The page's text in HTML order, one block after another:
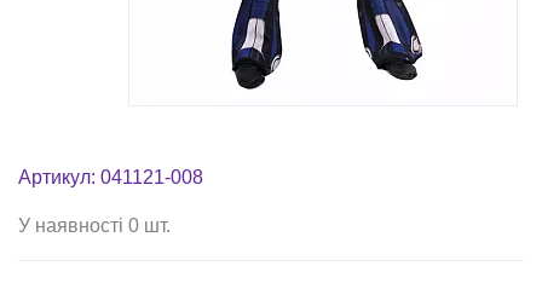
Артикул: 041121-008
У наявності 0 шт.